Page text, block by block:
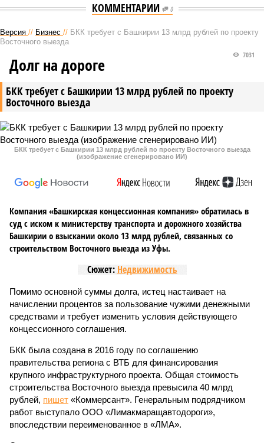
КОММЕНТАРИИ 0
Версия // Бизнес // БКК требует с Башкирии 13 млрд рублей по проекту
Восточного выезда
БКК требует с Башкирии 13 млрд рублей по проекту
Восточного выезда
7031
Долг на дороге
БКК требует с Башкирии 13 млрд рублей по проекту Восточного выезда
(изображение сгенерировано ИИ)
Компания «Башкирская концессионная компания» обратилась в
суд с иском к министерству транспорта и дорожного хозяйства
Башкирии о взыскании около 13 млрд рублей, связанных со
строительством Восточного выезда из Уфы.
Сюжет: Недвижимость
Помимо основной суммы долга, истец настаивает на
начислении процентов за пользование чужими денежными
средствами и требует изменить условия действующего
концессионного соглашения.
БКК была создана в 2016 году по соглашению
правительства региона с ВТБ для финансирования
крупного инфраструктурного проекта. Общая стоимость
строительства Восточного выезда превысила 40 млрд
рублей, пишет «Коммерсант». Генеральным подрядчиком
работ выступало ООО «Лимакмаращавтодороги»,
впоследствии переименованное в «ЛМА».